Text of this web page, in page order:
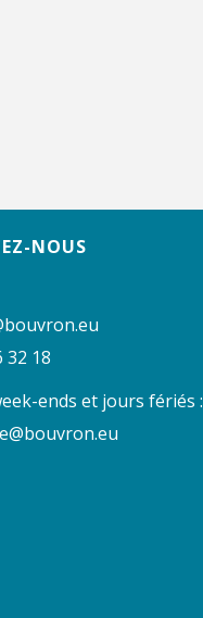
NOUS
32 18
ends et jours fériés :